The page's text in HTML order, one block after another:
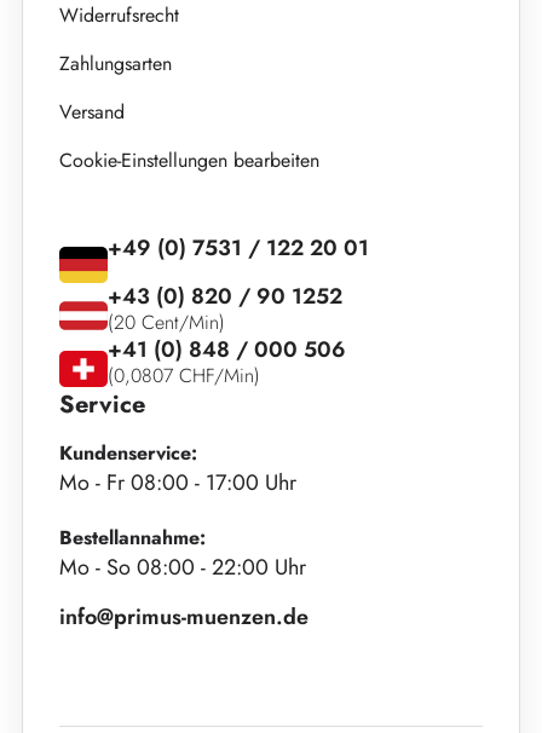
Widerrufsrecht
Zahlungsarten
Versand
Cookie-Einstellungen bearbeiten
Service
Kundenservice:
Mo - Fr 08:00 - 17:00 Uhr
Bestellannahme:
Mo - So 08:00 - 22:00 Uhr
info@primus-muenzen.de
+49 (0) 7531 / 122 20 01
+43 (0) 820 / 90 1252
(20 Cent/Min)
+41 (0) 848 / 000 506
(0,0807 CHF/Min)